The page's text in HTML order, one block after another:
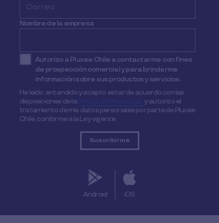
Nombre de la empresa
Autorizo a Pluxee Chile a contactarme con fines
de prospección comercial y para brindarme
información sobre sus productos y servicios.
He leído, entendido y acepto estar de acuerdo con las
disposiciones de laPolítica de Privacidad,y autorizo el
tratamiento de mis datos personales por parte de Pluxee
Chile, conforme a la Ley vigente
Android iOS